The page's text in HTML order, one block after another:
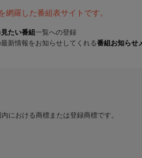
網羅した番組表サイトです。
見たい番組 一覧への登録
新情報をお知らせしてくれる番組お知らせ
における商標または登録商標です。